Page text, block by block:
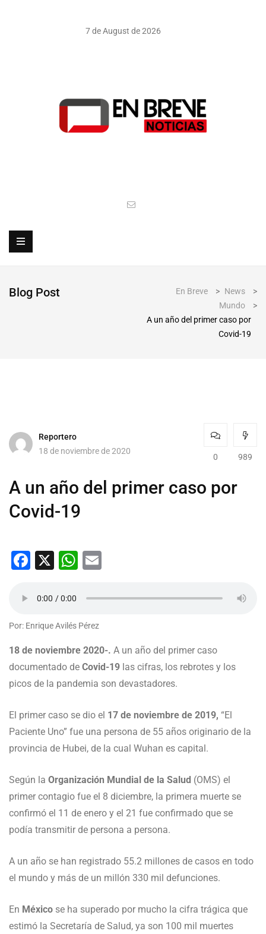
7 de August de 2026
Blog Post En Breve > News
>
Mundo
>
A un año del primer caso por
Covid-19
Reportero
18 de noviembre de 2020
0 989
A un año del primer caso por
Covid-19
Facebook
X WhatsApp
Por: Enrique Avilés Pérez
18 de noviembre 2020-. A un año del primer caso
documentado de Covid-19 las cifras, los rebrotes y los
picos de la pandemia son devastadores.
El primer caso se dio el 17 de noviembre de 2019, “El
Paciente Uno” fue una persona de 55 años originario de la
provincia de Hubei, de la cual Wuhan es capital.
Según la Organización Mundial de la Salud (OMS) el
primer contagio fue el 8 diciembre, la primera muerte se
confirmó el 11 de enero y el 21 fue confirmado que se
podía transmitir de persona a persona.
A un año se han registrado 55.2 millones de casos en todo
el mundo y más de un millón 330 mil defunciones.
En México se ha superado por mucho la cifra trágica que
estimó la Secretaría de Salud, ya son 100 mil muertes